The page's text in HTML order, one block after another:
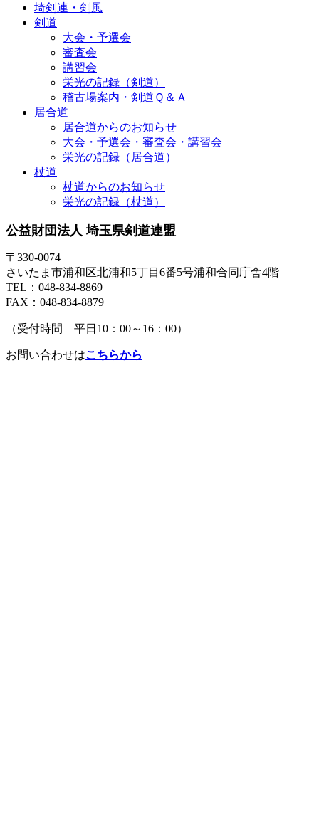
埼剣連・剣風
剣道
大会・予選会
審査会
講習会
栄光の記録（剣道）
稽古場案内・剣道Ｑ＆Ａ
居合道
居合道からのお知らせ
大会・予選会・審査会・講習会
栄光の記録（居合道）
杖道
杖道からのお知らせ
栄光の記録（杖道）
公益財団法人 埼玉県剣道連盟
〒330-0074
さいたま市浦和区北浦和5丁目6番5号浦和合同庁舎4階
TEL：048-834-8869
FAX：048-834-8879
（受付時間 平日10：00～16：00）
お問い合わせはこちらから